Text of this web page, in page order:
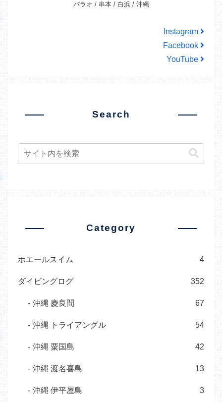
パラオ / 串本 / 白浜 / 沖縄
Instagram
Facebook
YouTube
Search
Category
ホエールスイム 4
ダイビングログ 352
沖縄 慶良間 67
沖縄 トライアングル 54
沖縄 粟国島 42
沖縄 渡名喜島 13
沖縄 伊平屋島 3